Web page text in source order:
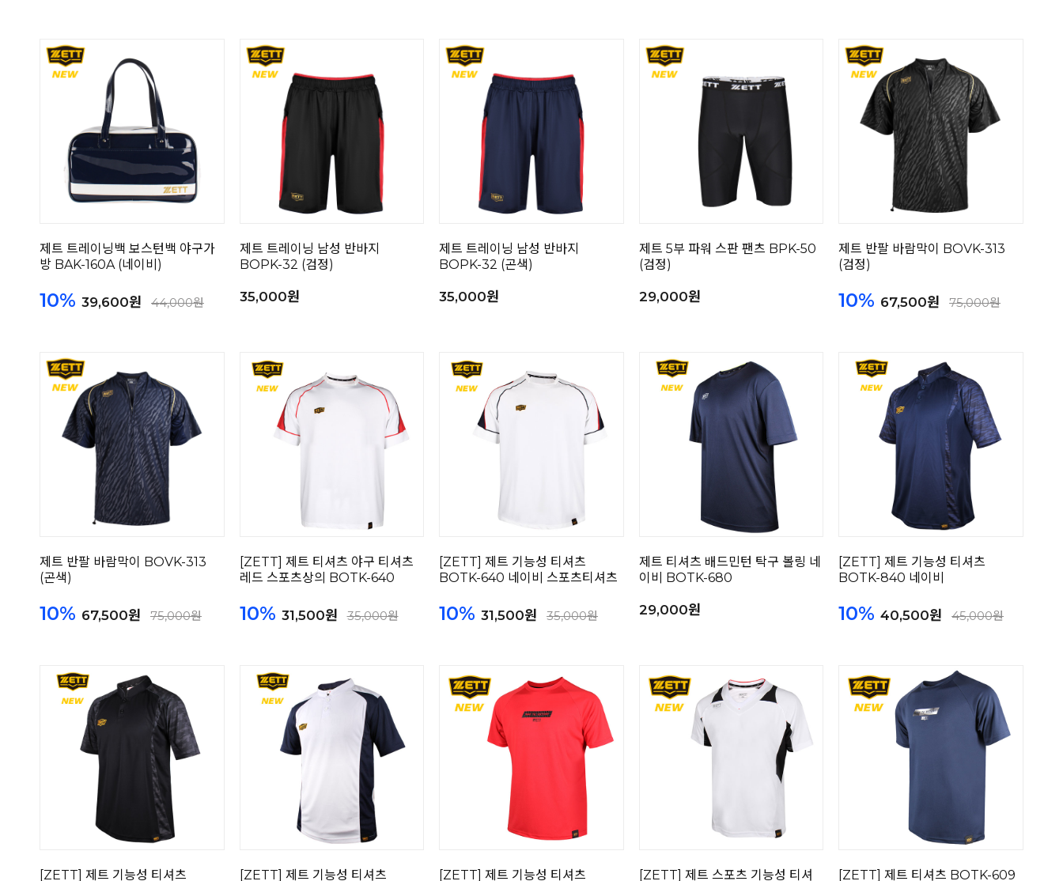
제트 트레이닝백 보스턴백 야구가
방 BAK-160A (네이비)
10% 39,600원 44,000원
제트 트레이닝 남성 반바지
BOPK-32 (검정)
35,000원
제트 트레이닝 남성 반바지
BOPK-32 (곤색)
35,000원
제트 5부 파워 스판 팬츠 BPK-50
(검정)
29,000원
제트 반팔 바람막이 BOVK-313
(검정)
10% 67,500원 75,000원
제트 반팔 바람막이 BOVK-313
(곤색)
10% 67,500원 75,000원
[ZETT] 제트 티셔츠 야구 티셔츠
레드 스포츠상의 BOTK-640
10% 31,500원 35,000원
[ZETT] 제트 기능성 티셔츠
BOTK-640 네이비 스포츠티셔츠
10% 31,500원 35,000원
제트 티셔츠 배드민턴 탁구 볼링 네
이비 BOTK-680
29,000원
[ZETT] 제트 기능성 티셔츠
BOTK-840 네이비
10% 40,500원 45,000원
[ZETT] 제트 기능성 티셔츠
[ZETT] 제트 기능성 티셔츠
[ZETT] 제트 기능성 티셔츠
[ZETT] 제트 스포츠 기능성 티셔
[ZETT] 제트 티셔츠 BOTK-609